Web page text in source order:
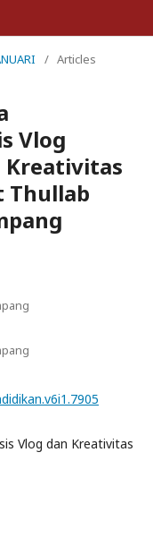
/ Articles
Vlog
Kreativitas
Thullab
Vlog dan Kreativitas